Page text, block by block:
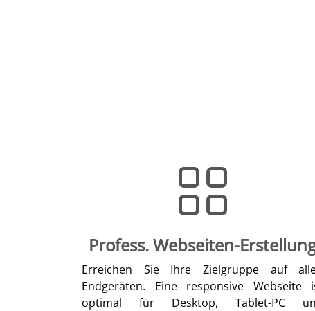
Profess. Webseiten-
Erreichen Sie Ihre Zielgruppe auf
Endgeräten. Eine responsive Webseite
optimal für Desktop, Tablet-PC